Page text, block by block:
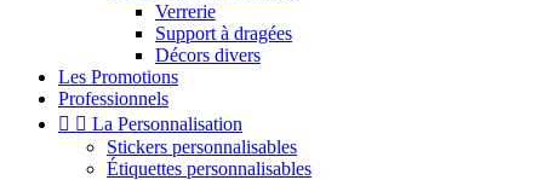
Verrerie
Support à dragées
Décors divers
Les Promotions
Professionnels
  La Personnalisation
Stickers personnalisables
Étiquettes personnalisables